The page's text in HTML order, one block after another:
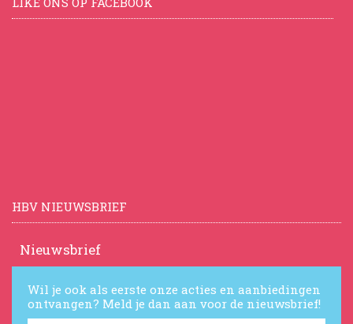
HBV NIEUWSBRIEF
Nieuwsbrief
Wil je ook als eerste onze acties en aanbiedingen
ontvangen? Meld je dan aan voor de nieuwsbrief!